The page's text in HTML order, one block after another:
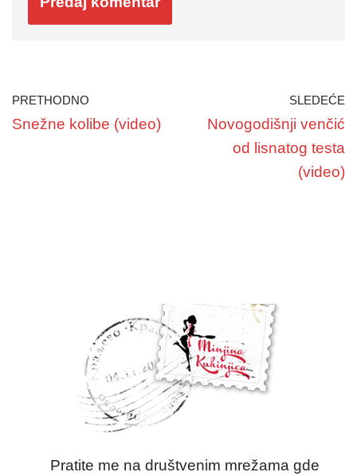
PRETHODNO
Snežne kolibe (video)
SLEDEĆE
Novogodišnji venčić
od lisnatog testa
(video)
Pratite me na društvenim mrežama gde